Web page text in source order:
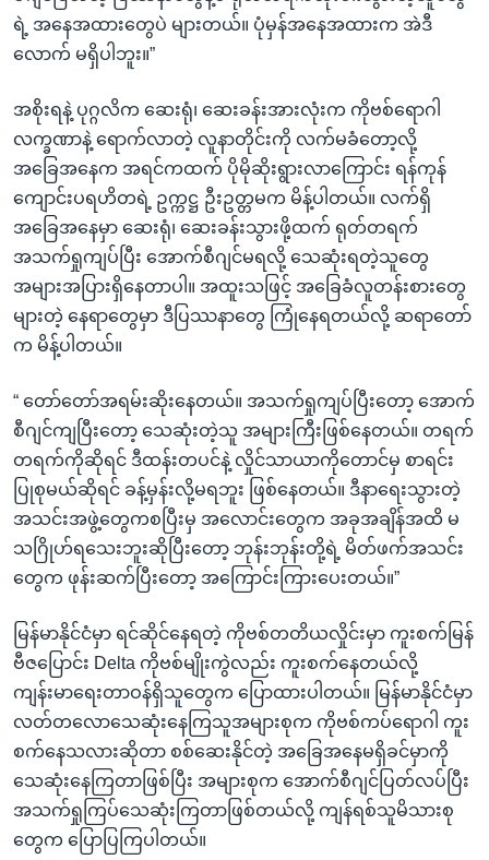
ရဲ့ အနေအထားတွေပဲ များတယ်။ ပုံမှန်အနေအထားက အဲဒီ
လောက် မရှိပါဘူး။”
အစိုးရနဲ့ ပုဂ္ဂလိက ဆေးရုံ၊ ဆေးခန်းအားလုံးက ကိုဗစ်ရောဂါ
လက္ခဏာနဲ့ ရောက်လာတဲ့ လူနာတိုင်းကို လက်မခံတော့လို့
အခြေအနေက အရင်ကထက် ပိုမိုဆိုးရွားလာကြောင်း ရန်ကုန်
ကျောင်းပရဟိတရဲ့ ဥက္ကဋ္ဌ ဦးဥတ္တမက မိန့်ပါတယ်။ လက်ရှိ
အခြေအနေမှာ ဆေးရုံ၊ ဆေးခန်းသွားဖို့ထက် ရုတ်တရက်
အသက်ရှုကျပ်ပြီး အောက်စီဂျင်မရလို့ သေဆုံးရတဲ့သူတွေ
အများအပြားရှိနေတာပါ။ အထူးသဖြင့် အခြေခံလူတန်းစားတွေ
များတဲ့ နေရာတွေမှာ ဒီပြဿနာတွေ ကြုံနေရတယ်လို့ ဆရာတော်
က မိန့်ပါတယ်။
“ တော်တော်အရမ်းဆိုးနေတယ်။ အသက်ရှုကျပ်ပြီးတော့ အောက်
စီဂျင်ကျပြီးတော့ သေဆုံးတဲ့သူ အများကြီးဖြစ်နေတယ်။ တရက်
တရက်ကိုဆိုရင် ဒီထန်းတပင်နဲ့ လှိုင်သာယာကိုတောင်မှ စာရင်း
ပြုစုမယ်ဆိုရင် ခန့်မှန်းလို့မရဘူး ဖြစ်နေတယ်။ ဒီနာရေးသွားတဲ့
အသင်းအဖွဲ့တွေကစပြီးမှ အလောင်းတွေက အခုအချိန်အထိ မ
သဂြိုဟ်ရသေးဘူးဆိုပြီးတော့ ဘုန်းဘုန်းတို့ရဲ့ မိတ်ဖက်အသင်း
တွေက ဖုန်းဆက်ပြီးတော့ အကြောင်းကြားပေးတယ်။”
မြန်မာနိုင်ငံမှာ ရင်ဆိုင်နေရတဲ့ ကိုဗစ်တတိယလှိုင်းမှာ ကူးစက်မြန်
ဗီဇပြောင်း Delta ကိုဗစ်မျိုးကွဲလည်း ကူးစက်နေတယ်လို့
ကျန်းမာရေးတာဝန်ရှိသူတွေက ပြောထားပါတယ်။ မြန်မာနိုင်ငံမှာ
လတ်တလောသေဆုံးနေကြသူအများစုက ကိုဗစ်ကပ်ရောဂါ ကူး
စက်နေသလားဆိုတာ စစ်ဆေးနိုင်တဲ့ အခြေအနေမရှိခင်မှာကို
သေဆုံးနေကြတာဖြစ်ပြီး အများစုက အောက်စီဂျင်ပြတ်လပ်ပြီး
အသက်ရှုကြပ်သေဆုံးကြတာဖြစ်တယ်လို့ ကျန်ရစ်သူမိသားစု
တွေက ပြောပြကြပါတယ်။